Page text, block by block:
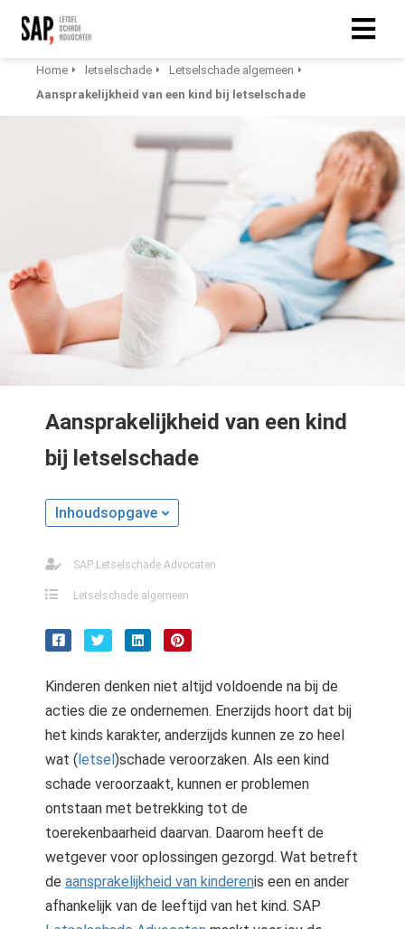
Home letselschade
Letselschade algemeen
Aansprakelijkheid van een kind bij letselschade
Aansprakelijkheid van een kind
bij letselschade
Inhoudsopgave
SAP Letselschade Advocaten
Letselschade algemeen
Kinderen denken niet altijd voldoende na bij de
acties die ze ondernemen. Enerzijds hoort dat bij
het kinds karakter, anderzijds kunnen ze zo heel
wat (letsel)schade veroorzaken. Als een kind
schade veroorzaakt, kunnen er problemen
ontstaan met betrekking tot de
toerekenbaarheid daarvan. Daarom heeft de
wetgever voor oplossingen gezorgd. Wat betreft
de aansprakelijkheid van kinderenis een en ander
afhankelijk van de leeftijd van het kind. SAP